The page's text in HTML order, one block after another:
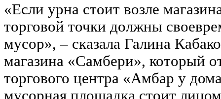
«Если урна стоит возле
торговой точки должны
мусор», – сказала Галина
магазина «Самбери», который
торгового центра «Амбар у
мусорная площадка стоит